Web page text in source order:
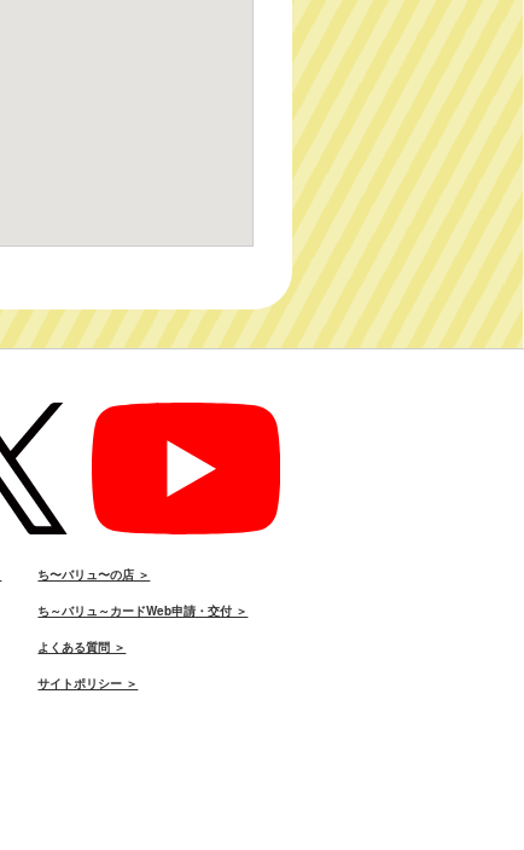
ち〜バリュ〜の店 ＞
ち～バリュ～カードWeb申請・交付 ＞
よくある質問 ＞
サイトポリシー ＞